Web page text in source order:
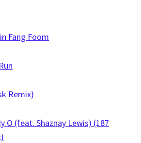
Fang Foom
Remix)
O (feat. Shaznay Lewis) (187